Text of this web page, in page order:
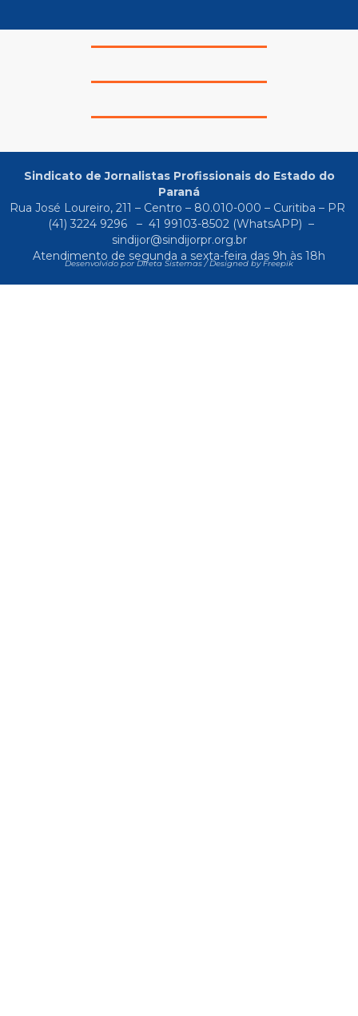
Sindicato de Jornalistas Profissionais do Estado do
Paraná
Rua José Loureiro, 211 – Centro – 80.010-000 – Curitiba – PR
(41) 3224 9296
– 41 99103-8502(WhatsAPP) –
sindijor@sindijorpr.org.br
Atendimento de segunda a sexta-feira das 9h às 18h
Desenvolvido por Direta Sistemas /Designed by Freepik